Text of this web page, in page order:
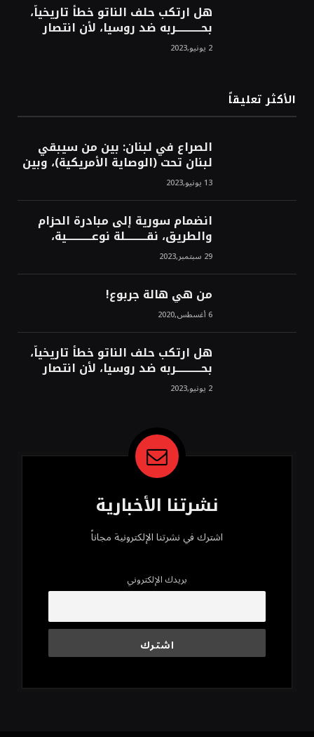
هل ارتكب حلف الناتو خطأً تاريخياً،
بحــــــــــــربه ضد روسيا، لأن انتصار
روسيا الحتمي، سيفتت الناتو!محمد
محسن 2 يونيو,2023
الأكثر تعليقاً
الصراع في لبنان: بين من سيبقي
لبنان تحت (الوصاية الأمريكية)، وبين
من سيخرج لبنان من النفق الغربي!
محمد محسن13 يونيو,2023
انضمام سورية إلى مبادرة الحزام
والطريق، نقــــــــــلة نوعــــــــــــية،
استراتيجية، تاريخية، نهائية، نحو
الشرق!محمد محسن29 سبتمبر,2023
من هي هالة جربوع!
6 أغسطس,2020
هل ارتكب حلف الناتو خطأً تاريخياً،
بحــــــــــــربه ضد روسيا، لأن انتصار
روسيا الحتمي، سيفتت الناتو!محمد
محسن 2 يونيو,2023
نشرتنا الأخبارية
اشترك في نشرتنا الإلكترونية مجاناً
بريدك الإلكتروني